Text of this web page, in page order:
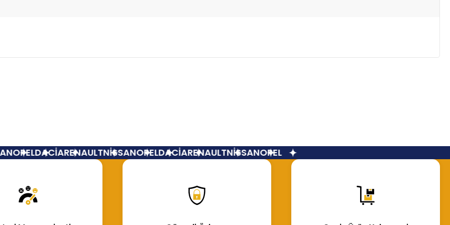
OPELDACİARENAULTNİSSANOPELDACİARENAULTNİSSANOPEL